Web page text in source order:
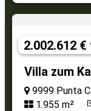
2.002.612 €
Villa zum
9999 Punta
1.955 m²